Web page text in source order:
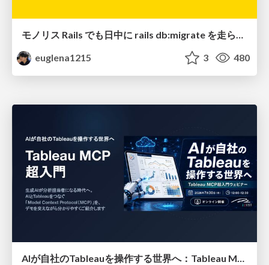
euglena1215
3 480
AIが自社のTableauを操作する世界へ：Tableau MCP超入門